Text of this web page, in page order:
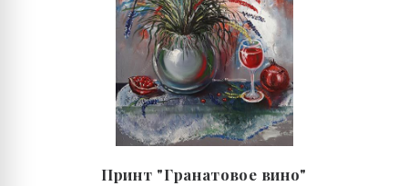
Принт "Гранатовое вино"